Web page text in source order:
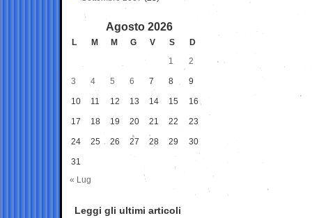
Agosto 2026
L M M G V S
D
1
2
3 4 5 6 7 8 9
10 11 12 13 14 15 16
17 18 19 20 21 22 23
24 25 26 27 28 29 30
31
« Lug
Leggi gli ultimi articoli